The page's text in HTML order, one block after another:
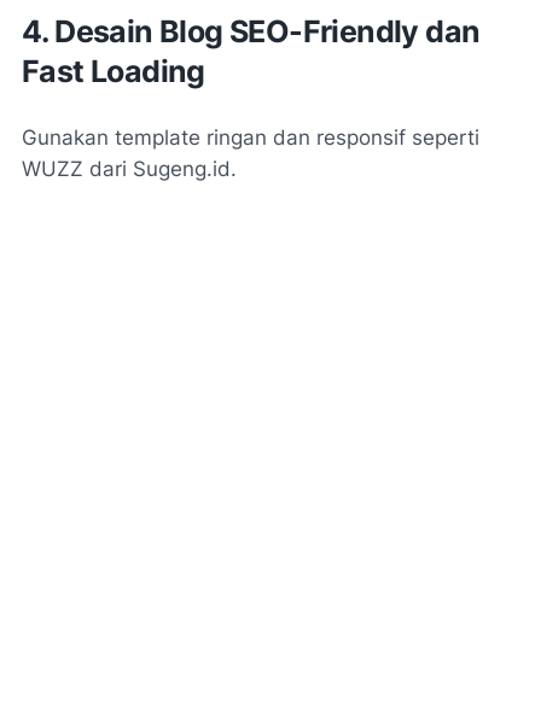
4. Desain Blog SEO-Friendly dan
Fast Loading
Gunakan template ringan dan responsif seperti
WUZZ dari Sugeng.id.